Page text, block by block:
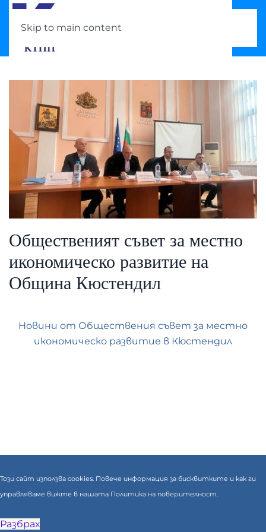
Skip to main content
Общественият съвет за местно
икономическо развитие на
Община Кюстендил
Новини от Обществения съвет за местно
икономическо развитие в Кюстендил
Този сайт използва cookies. Повече информация за бисквитките и как ги
управляваме вижте в нашата Политика на поверителност.
Разбрах